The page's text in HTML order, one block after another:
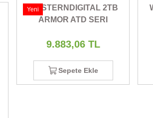
Yeni
WESTERNDIGITAL 2TB
ARMOR ATD SERI
9.883,06 TL
Sepete Ekle